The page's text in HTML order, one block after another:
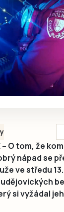
– O tom, že
nápad se
ve středu
si vyžádal